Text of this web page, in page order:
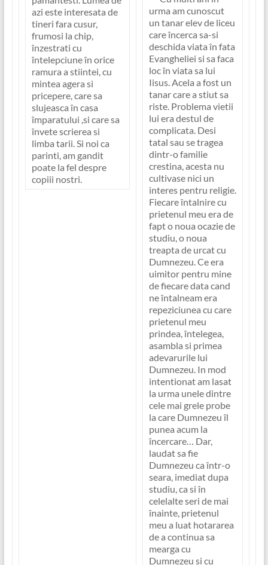
azi este interesata de
tineri fara cusur,
frumosi la chip,
înzestrati cu
întelepciune în orice
ramura a stiintei, cu
mintea agera si
pricepere, care sa
slujeasca în casa
împaratului ,si care sa
învete scrierea si
limba tarii. Si noi ca
parinti, am gandit
poate la fel despre
copiii nostri.
urma am cunoscut
un tanar elev de liceu
care încerca sa-si
deschida viata în fata
Evangheliei si sa faca
loc în viata sa lui
Iisus. Acela a fost un
tanar care a stiut sa
riste. Problema vietii
lui era destul de
complicata. Desi
tatal sau se tragea
dintr-o familie
crestina, acesta nu
cultivase nici un
interes pentru religie.
Fiecare întalnire cu
prietenul meu era de
fapt o noua ocazie de
studiu, o noua
treapta de urcat cu
Dumnezeu. Ce era
uimitor pentru mine
de fiecare data cand
ne întalneam era
repeziciunea cu care
prietenul meu
prindea, întelegea,
asambla si primea
adevarurile lui
Dumnezeu. In mod
intentionat am lasat
la urma unele dintre
cele mai grele probe
la care Dumnezeu îl
punea acum la
încercare… Dar,
laudat sa fie
Dumnezeu ca într-o
seara, imediat dupa
studiu, ca si în
celelalte seri de mai
înainte, prietenul
meu a luat hotararea
de a continua sa
mearga cu
Dumnezeu si cu